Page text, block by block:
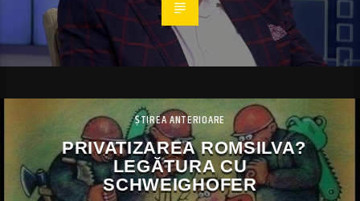
ȘTIREA ANTERIOARE
PRIVATIZAREA ROMSILVA?
LEGĂTURA CU
SCHWEIGHOFER